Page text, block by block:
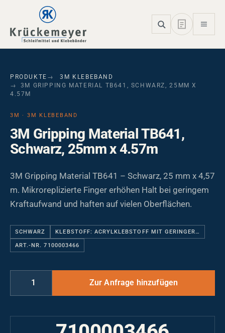
Skip to main navigation
Skip to main content
Skip to page footer
PRODUKTE
3M KLEBEBAND
3M GRIPPING MATERIAL TB641, SCHWARZ, 25MM X
4.57M
3M · 3M KLEBEBAND
3M Gripping Material TB641,
Schwarz, 25mm x 4.57m
3M Gripping Material TB641 – Schwarz, 25 mm x 4,57
m. Mikroreplizierte Finger erhöhen Halt bei geringem
Kraftaufwand und haften auf vielen Oberflächen.
SCHWARZ KLEBSTOFF: ACRYLKLEBSTOFF MIT GERINGER…
ART.-NR. 7100003466